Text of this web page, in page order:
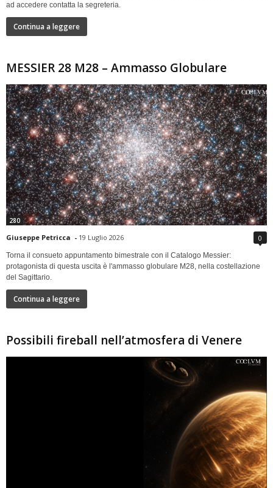
ad accedere contatta la segreteria.
Continua a leggere
MESSIER 28 M28 – Ammasso Globulare
280
Giuseppe Petricca - 19 Luglio 2026 0
Torna il consueto appuntamento bimestrale con il Catalogo Messier:
protagonista di questa uscita è l'ammasso globulare M28, nella costellazione
del Sagittario.
Continua a leggere
Possibili fireball nell’atmosfera di Venere